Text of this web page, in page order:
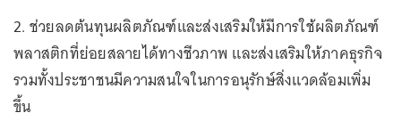
2. ช่วยลดต้นทุนผลิตภัณฑ์และส่งเสริมให้มีการใช้ผลิตภัณฑ์
พลาสติกที่ย่อยสลายได้ทางชีวภาพ และส่งเสริมให้ภาคธุรกิจ
รวมทั้งประชาชนมีความสนใจในการอนุรักษ์สิ่งแวดล้อมเพิ่ม
ขึ้น